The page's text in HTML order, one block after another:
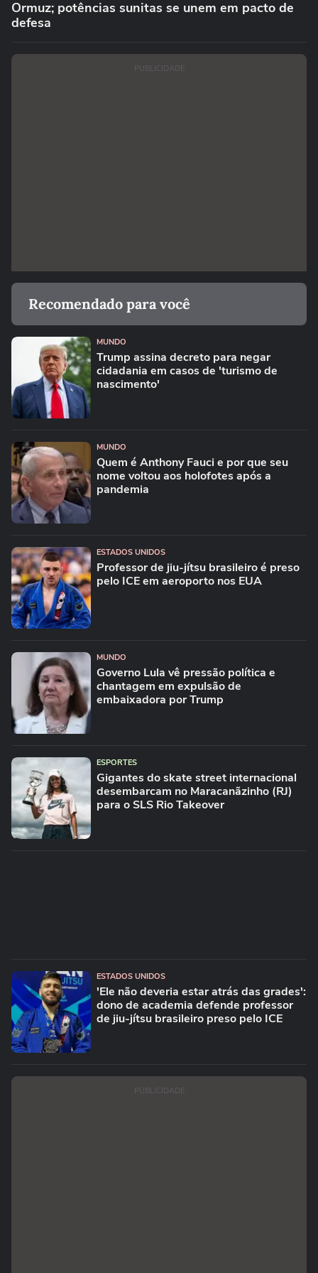
Ormuz; potências sunitas se unem em pacto de
defesa
PUBLICIDADE
Recomendado para você
MUNDO
Trump assina decreto para negar
cidadania em casos de 'turismo de
nascimento'
MUNDO
Quem é Anthony Fauci e por que seu
nome voltou aos holofotes após a
pandemia
ESTADOS UNIDOS
Professor de jiu-jítsu brasileiro é preso
pelo ICE em aeroporto nos EUA
MUNDO
Governo Lula vê pressão política e
chantagem em expulsão de
embaixadora por Trump
ESPORTES
Gigantes do skate street internacional
desembarcam no Maracanãzinho (RJ)
para o SLS Rio Takeover
ESTADOS UNIDOS
'Ele não deveria estar atrás das grades':
dono de academia defende professor
de jiu-jítsu brasileiro preso pelo ICE
PUBLICIDADE